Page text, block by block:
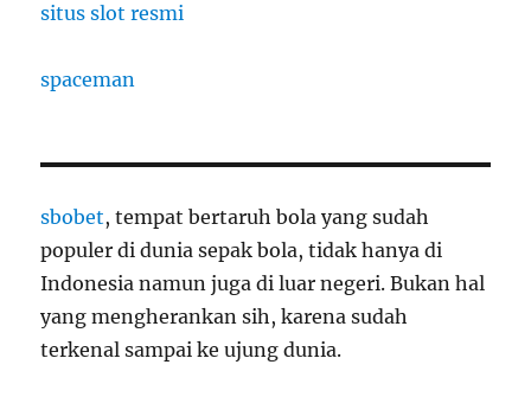
situs slot resmi
spaceman
sbobet, tempat bertaruh bola yang sudah
populer di dunia sepak bola, tidak hanya di
Indonesia namun juga di luar negeri. Bukan hal
yang mengherankan sih, karena sudah
terkenal sampai ke ujung dunia.